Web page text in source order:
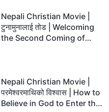
Nepali Christian Movie |
टुनामुनालाई तोड | Welcoming
the Second Coming of
Nepali Christian Movie |
परमेश्‍वरमाथिको विश्‍वास | How to
Believe in God to Enter the